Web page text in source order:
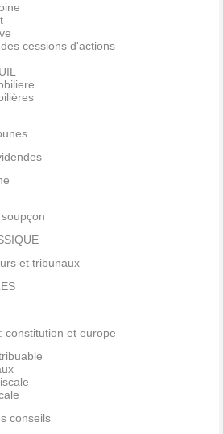
cessions d'actions
et tribunaux
constitution et europe
conseils